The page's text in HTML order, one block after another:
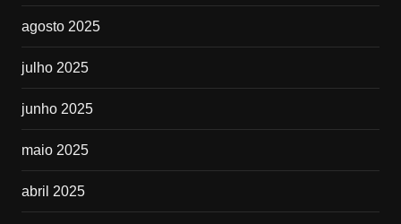
agosto 2025
julho 2025
junho 2025
maio 2025
abril 2025